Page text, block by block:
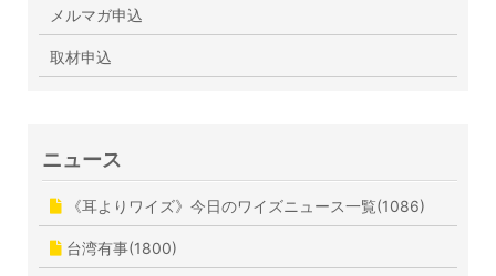
メルマガ申込
取材申込
ニュース
《耳よりワイズ》今日のワイズニュース一覧(1086)
台湾有事(1800)